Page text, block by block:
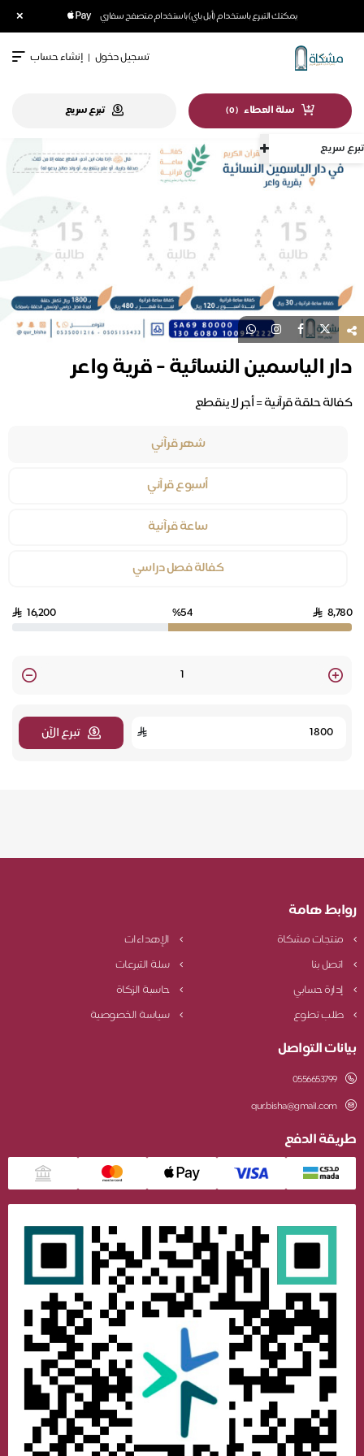
يمكنك التبرع باستخدام (أبل باي) باستخدام متصفح سفاري ×
تبرع سريع
تسجيل دخول | إنشاء حساب
سلة العطاء (
0
) تبرع سريع
دار الياسمين النسائية - قرية واعر
كفالة حلقة قرآنية = أجر لا ينقطع
شهر قرآني
أسبوع قرآني
ساعة قرآنية
كفالة فصل دراسي
8,780
%54
16,200
Quantity
تبرع الآن
روابط هامة
منتجات مشكاة
الإهداءات
اتصل بنا
سلة التبرعات
إدارة حسابي
حاسبة الزكاة
طلب تطوع
سياسة الخصوصية
بيانات التواصل
0556653799
qur.bisha@gmail.com
طريقة الدفع